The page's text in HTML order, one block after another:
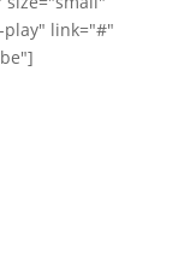
play" link="#"